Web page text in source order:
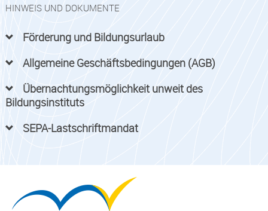
HINWEIS UND DOKUMENTE
Förderung und Bildungsurlaub
Allgemeine Geschäftsbedingungen (AGB)
Übernachtungsmöglichkeit unweit des
Bildungsinstituts
SEPA-Lastschriftmandat